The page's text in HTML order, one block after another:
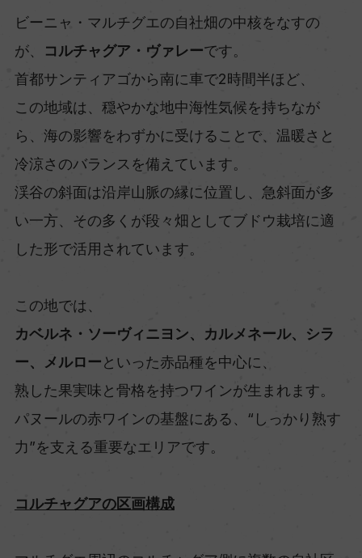
ビーニャ・マルチグエの自社畑の中核をなすの
が、
コルチャグア・ヴァレーです。
首都サンティアゴから南に車で2時間半ほど、
この地域は、穏やかな地中海性気候を持ちなが
ら、海の影響をわずかに受けることで、温暖さと
冷涼さのバランスを備えています。
渓谷の斜面は沿岸山脈の縁に位置し、急斜面が多
い一方、その多くが段々畑としてブドウ栽培に適
した形で活用されています。
この地では、
カベルネ・ソーヴィニヨン、カルメネール、シラ
ー、メルローといった赤品種を中心に、
熟した果実味と骨格を持つワインが生まれます。
パヌールの赤ワインの基盤にある、“しっかり熟す
力”を支える重要なエリアです。
コルチャグアの区画構成